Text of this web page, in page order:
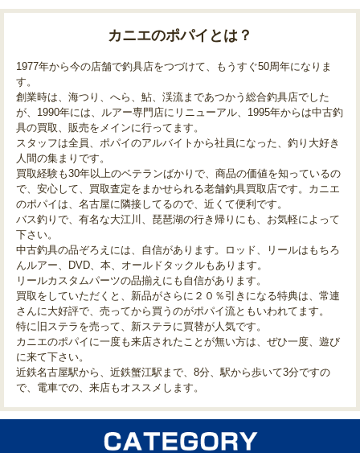
カニエのポパイとは？
1977年から今の店舗で釣具店をつづけて、もうすぐ50周年になりま
す。
創業時は、海つり、へら、鮎、渓流まであつかう総合釣具店でした
が、1990年には、ルアー専門店にリニューアル、1995年からは中古釣
具の買取、販売をメインに行ってます。
スタッフは全員、ポパイのアルバイトから社員になった、釣り大好き
人間の集まりです。
買取経験も30年以上のベテランばかりで、商品の価値を知っているの
で、安心して、買取査定をまかせられる老舗釣具買取店です。カニエ
のポパイは、名古屋に隣接してるので、近くて便利です。
バス釣りで、有名な大江川、琵琶湖の行き帰りにも、お気軽によって
下さい。
中古釣具の品ぞろえには、自信があります。ロッド、リールはもちろ
んルアー、DVD、本、オールドタックルもあります。
リールカスタムパーツの品揃えにも自信があります。
買取をしていただくと、新品がさらに２０％引きになる特典は、常連
さんに大好評で、売ってから買うのがポパイ流ともいわれてます。
特に旧ステラを売って、新ステラに買替が人気です。
カニエのポパイに一度も来店されたことが無い方は、ぜひ一度、遊び
に来て下さい。
近鉄名古屋駅から、近鉄蟹江駅まで、8分、駅から歩いて3分ですの
で、電車での、来店もオススメします。